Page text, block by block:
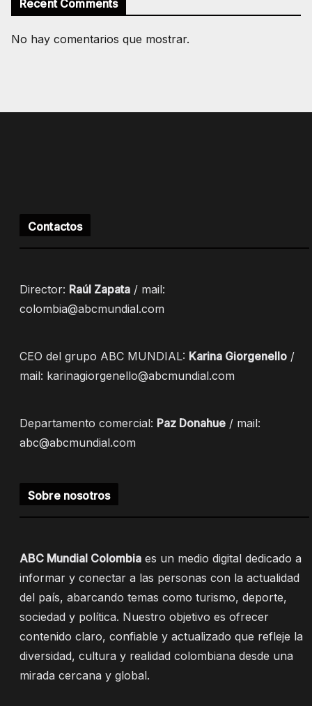
Recent Comments
No hay comentarios que mostrar.
Contactos
Director: Raúl Zapata / mail:
colombia@abcmundial.com
CEO del grupo ABC MUNDIAL: Karina Giorgenello /
mail: karinagiorgenello@abcmundial.com
Departamento comercial: Paz Donahue / mail:
abc@abcmundial.com
Sobre nosotros
ABC Mundial Colombia es un medio digital dedicado a
informar y conectar a las personas con la actualidad
del país, abarcando temas como turismo, deporte,
sociedad y política. Nuestro objetivo es ofrecer
contenido claro, confiable y actualizado que refleje la
diversidad, cultura y realidad colombiana desde una
mirada cercana y global.